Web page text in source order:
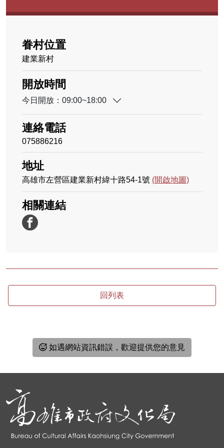
眷村位置
建業新村
開放時間
今日開放：09:00~18:00
連絡電話
075886216
地址
高雄市左營區建業新村緯十路54-1號 (開啟地圖)
相關連結
回列表
如遇網站資訊錯誤，歡迎提供您的意見